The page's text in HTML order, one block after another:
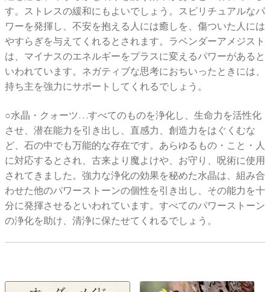
す。ストレスの緩和にもよいでしょう。スピリチュアルなパ
ワーを発揮し、不安を抱える人には癒しを、傷ついた人には
やすらぎを与えてくれるとされます。ラベンダーアメジスト
は、マイナスのエネルギーをプラスに変えるパワーがあると
いわれています。ネガティブな思考におちいったときには、
持ち主を強力にサポートしてくれるでしょう。
○水晶・クォーツ…すべてのものを浄化し、生命力を活性化
させ、潜在能力を引き出し、直感力、創造力をはぐくむな
ど、石の中でも万能的な存在です。あらゆるもの・こと・人
に対応するとされ、古来より魔よけや、お守り、呪術に使用
されてきました。強力な浄化の効果を秘めた水晶は、組み合
わせた他のパワーストーンの個性を引き出し、その能力を十
分に発揮させるといわれています。すべてのパワーストーン
の浄化を助け、清浄に保たせてくれるでしょう。